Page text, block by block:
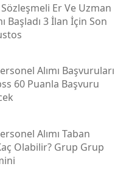
Er Ve Uzman
Başladı 3 İlan İçin Son
Alımı Başvuruları
60 Puanla Başvuru
Alımı Taban
Olabilir? Grup Grup